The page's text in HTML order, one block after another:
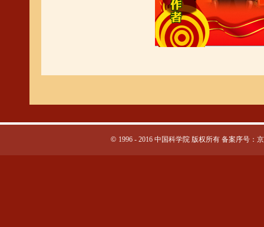
© 1996 - 2016 中国科学院 版权所有 备案序号：